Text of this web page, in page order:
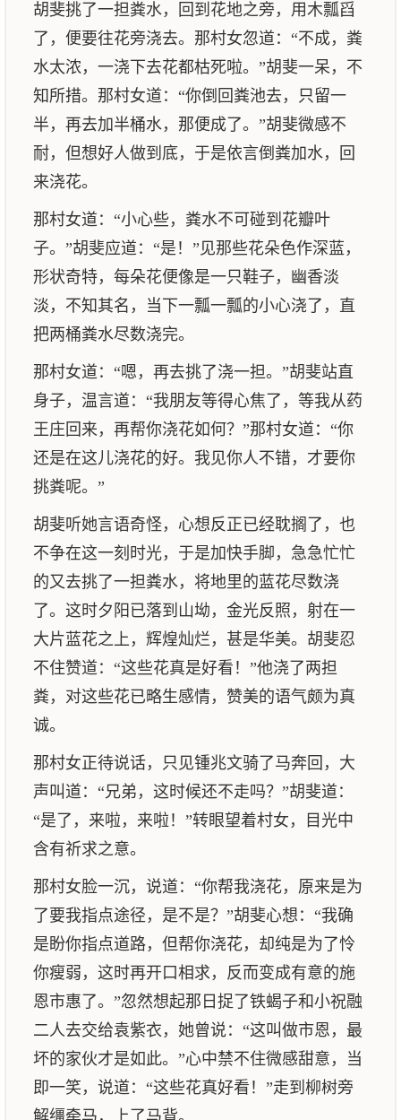
胡斐挑了一担粪水，回到花地之旁，用木瓢舀
了，便要往花旁浇去。那村女忽道：“不成，粪
水太浓，一浇下去花都枯死啦。”胡斐一呆，不
知所措。那村女道：“你倒回粪池去，只留一
半，再去加半桶水，那便成了。”胡斐微感不
耐，但想好人做到底，于是依言倒粪加水，回
来浇花。
那村女道：“小心些，粪水不可碰到花瓣叶
子。”胡斐应道：“是！”见那些花朵色作深蓝，
形状奇特，每朵花便像是一只鞋子，幽香淡
淡，不知其名，当下一瓢一瓢的小心浇了，直
把两桶粪水尽数浇完。
那村女道：“嗯，再去挑了浇一担。”胡斐站直
身子，温言道：“我朋友等得心焦了，等我从药
王庄回来，再帮你浇花如何？”那村女道：“你
还是在这儿浇花的好。我见你人不错，才要你
挑粪呢。”
胡斐听她言语奇怪，心想反正已经耽搁了，也
不争在这一刻时光，于是加快手脚，急急忙忙
的又去挑了一担粪水，将地里的蓝花尽数浇
了。这时夕阳已落到山坳，金光反照，射在一
大片蓝花之上，辉煌灿烂，甚是华美。胡斐忍
不住赞道：“这些花真是好看！”他浇了两担
粪，对这些花已略生感情，赞美的语气颇为真
诚。
那村女正待说话，只见锺兆文骑了马奔回，大
声叫道：“兄弟，这时候还不走吗？”胡斐道：
“是了，来啦，来啦！”转眼望着村女，目光中
含有祈求之意。
那村女脸一沉，说道：“你帮我浇花，原来是为
了要我指点途径，是不是？”胡斐心想：“我确
是盼你指点道路，但帮你浇花，却纯是为了怜
你瘦弱，这时再开口相求，反而变成有意的施
恩市惠了。”忽然想起那日捉了铁蝎子和小祝融
二人去交给袁紫衣，她曾说：“这叫做市恩，最
坏的家伙才是如此。”心中禁不住微感甜意，当
即一笑，说道：“这些花真好看！”走到柳树旁
解缰牵马，上了马背。